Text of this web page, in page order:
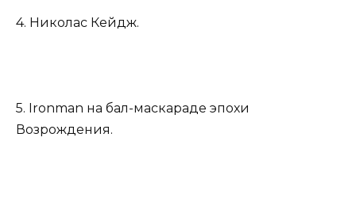
4. Николас Кейдж.
5. Ironman на бал-маскараде эпохи
Возрождения.